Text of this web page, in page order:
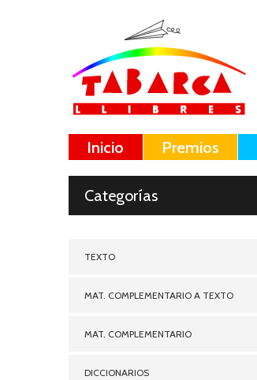
Inicio Premios
Categorías
TEXTO
MAT. COMPLEMENTARIO A TEXTO
MAT. COMPLEMENTARIO
DICCIONARIOS